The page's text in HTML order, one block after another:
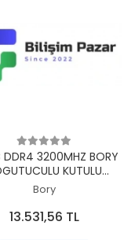
Sepete Ekle
DDR4 3200MHZ BORY
KUTULU
DESKTOP
Bory
13.531,56 TL